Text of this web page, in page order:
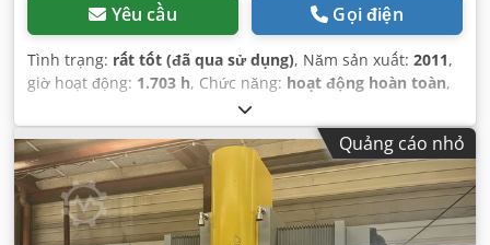
Yêu cầu Gọi điện
Tình trạng: rất tốt (đã qua sử dụng), Năm sản xuất: 2011,
giờ hoạt động: 1.703 h, Chức năng: hoạt động hoàn toàn,
khoảng cách di chuyển trục X:
chuyển trục Y:850 mm, khoảng cách di chuyển trục Z:450
mm, trọng lượng phôi (tối đa):2.000 kg, dung tích thùng
chứa:800 l,
Quảng cáo nhỏ